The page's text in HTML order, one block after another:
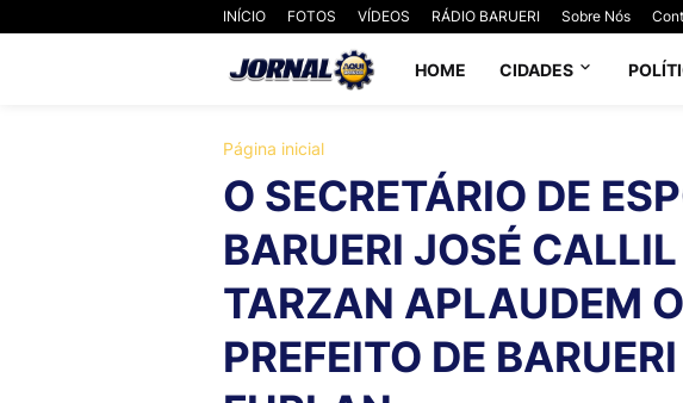
INÍCIO FOTOS VÍDEOS RÁDIO BARUERI Sobre Nós
HOME CIDADES
Página inicial
O SECRETÁRIO DE
BARUERI JOSÉ
TARZAN APLAUDEM
PREFEITO DE